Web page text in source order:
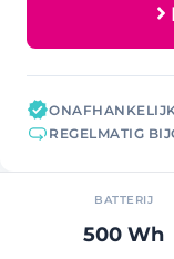
REGELMATIG
BATTERIJ
500 Wh